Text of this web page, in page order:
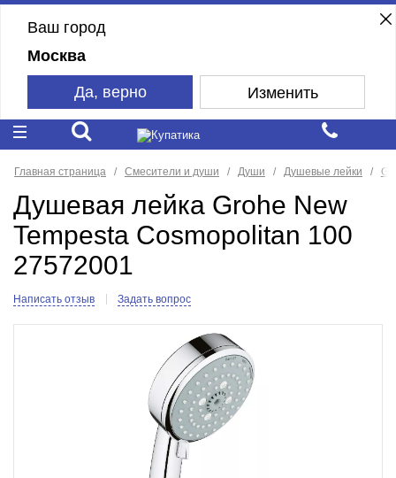
Ваш город
Москва
Да, верно Изменить
Главная страница Смесители и души Души Душевые лейки
Душевая лейка Grohe New
Tempesta Cosmopolitan 100
27572001
Написать отзыв Задать вопрос